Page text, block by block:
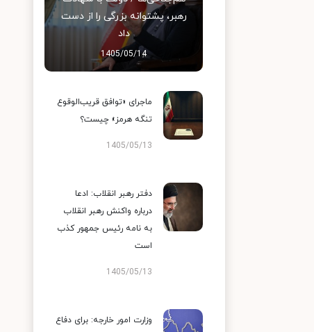
رهبر، پشتوانه بزرگی را از دست
داد
1405/05/14
ماجرای «توافق قریب‌الوقوع
تنگه هرمز» چیست؟
1405/05/13
دفتر رهبر انقلاب: ادعا
درباره واکنش رهبر انقلاب
به نامه رئیس جمهور کذب
است
1405/05/13
وزارت امور خارجه: برای دفاع